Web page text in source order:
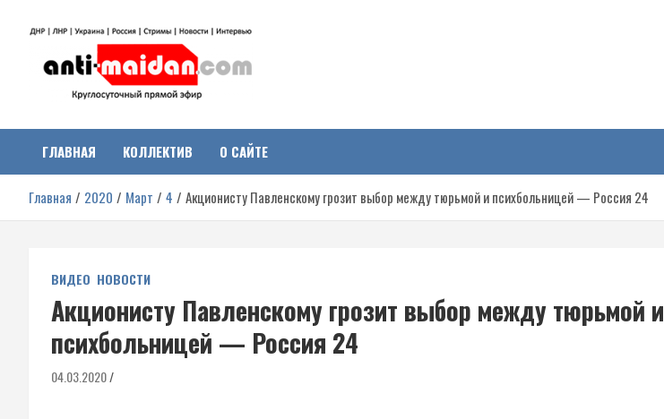
Антимайдан:
Гражданская война на
Украине
о гражданской войне на Украине, включая события в Новороссии,
ДНР, ЛНР и других регионах.
ГЛАВНАЯ КОЛЛЕКТИВ О САЙТЕ
Главная 2020 Март 4 Акционисту Павленскому грозит выбор между тюрьмой и психбольницей — Россия 24
ВИДЕО НОВОСТИ
Акционисту Павленскому грозит выбор между тюрьмой и
психбольницей — Россия 24
04.03.2020